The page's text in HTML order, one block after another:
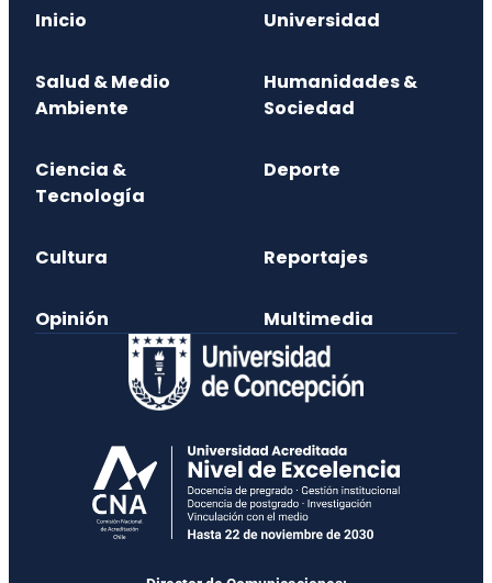
Inicio Universidad
Salud & Medio
Ambiente
Humanidades &
Sociedad
Ciencia &
Tecnología
Deporte
Cultura Reportajes
Opinión Multimedia